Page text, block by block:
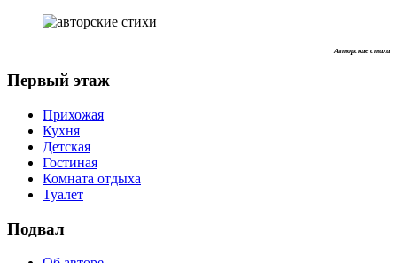
Авторские стихи
Первый этаж
Прихожая
Кухня
Детская
Гостиная
Комната отдыха
Туалет
Подвал